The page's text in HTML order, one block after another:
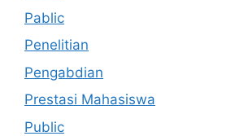
Pablic
Penelitian
Pengabdian
Prestasi Mahasiswa
Public